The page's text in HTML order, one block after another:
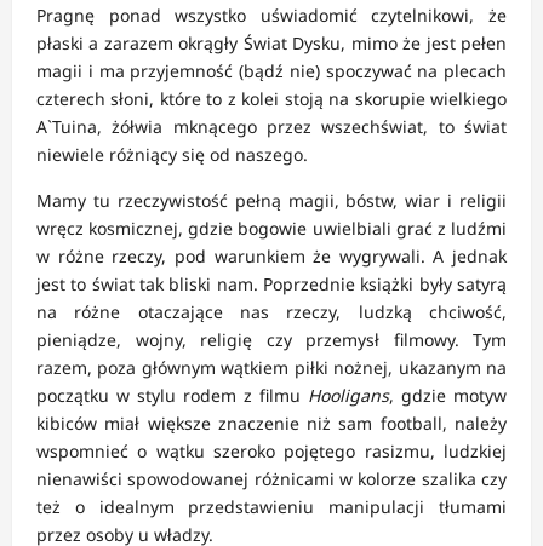
Pragnę ponad wszystko uświadomić czytelnikowi, że
płaski a zarazem okrągły Świat Dysku, mimo że jest pełen
magii i ma przyjemność (bądź nie) spoczywać na plecach
czterech słoni, które to z kolei stoją na skorupie wielkiego
A`Tuina, żółwia mknącego przez wszechświat, to świat
niewiele różniący się od naszego.
Mamy tu rzeczywistość pełną magii, bóstw, wiar i religii
wręcz kosmicznej, gdzie bogowie uwielbiali grać z ludźmi
w różne rzeczy, pod warunkiem że wygrywali. A jednak
jest to świat tak bliski nam. Poprzednie książki były satyrą
na różne otaczające nas rzeczy, ludzką chciwość,
pieniądze, wojny, religię czy przemysł filmowy. Tym
razem, poza głównym wątkiem piłki nożnej, ukazanym na
początku w stylu rodem z filmu Hooligans, gdzie motyw
kibiców miał większe znaczenie niż sam football, należy
wspomnieć o wątku szeroko pojętego rasizmu, ludzkiej
nienawiści spowodowanej różnicami w kolorze szalika czy
też o idealnym przedstawieniu manipulacji tłumami
przez osoby u władzy.